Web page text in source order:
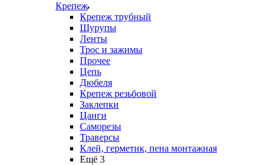
Крепеж
Крепеж трубный
Шурупы
Ленты
Трос и зажимы
Прочее
Цепь
Дюбеля
Крепеж резьбовой
Заклепки
Цанги
Саморезы
Траверсы
Клей, герметик, пена монтажная
Ещё 3